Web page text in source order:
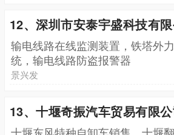
12、深圳市安泰宇盛科技有
输电线路在线监测装置，铁塔外
统，输电线路防盗报警器
景兴发
13、十堰奇振汽车贸易有限